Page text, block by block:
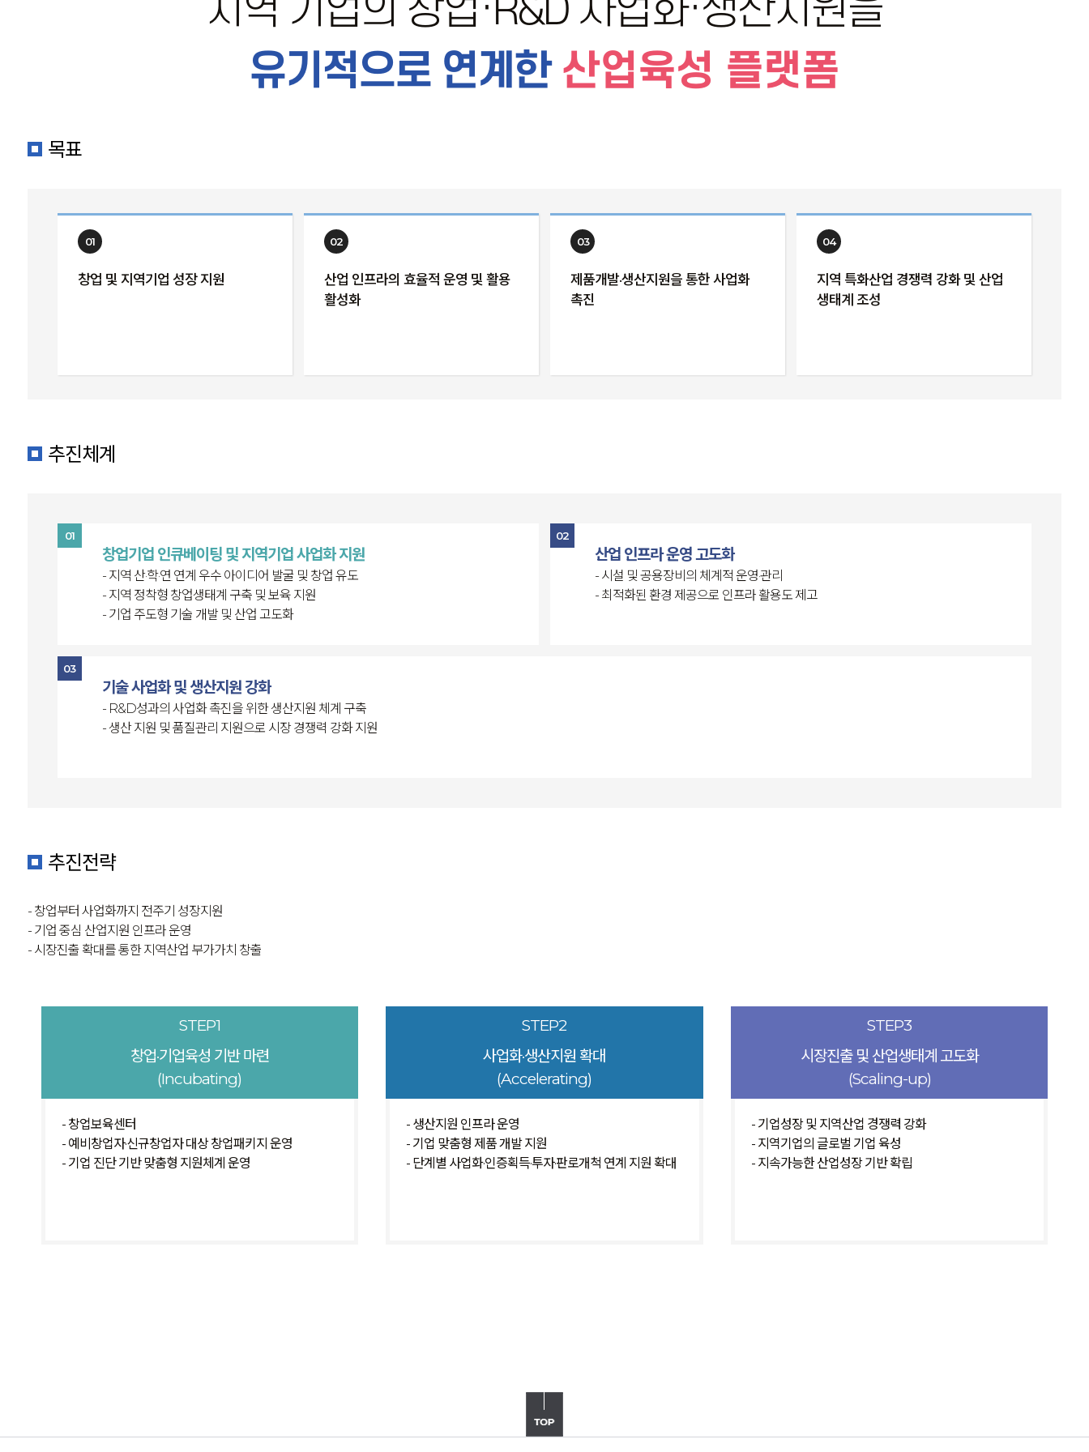
지역 기업의 창업·R&D 사업화·생산지원을
유기적으로 연계한산업육성 플랫폼
목표
01
창업 및 지역기업 성장 지원
02
산업 인프라의 효율적 운영 및 활용
활성화
03
제품개발·생산지원을 통한 사업화
촉진
04
지역 특화산업 경쟁력 강화 및 산업
생태계 조성
추진체계
01
창업기업 인큐베이팅 및 지역기업 사업화 지원
- 지역 산·학·연 연계 우수 아이디어 발굴 및 창업 유도
- 지역 정착형 창업생태계 구축 및 보육 지원
- 기업 주도형 기술 개발 및 산업 고도화
02
산업 인프라 운영 고도화
- 시설 및 공용장비의 체계적 운영·관리
- 최적화된 환경 제공으로 인프라 활용도 제고
03
기술 사업화 및 생산지원 강화
- R&D성과의 사업화 촉진을 위한 생산지원 체계 구축
- 생산 지원 및 품질관리 지원으로 시장 경쟁력 강화 지원
추진전략
- 창업부터 사업화까지 전주기 성장지원
- 기업 중심 산업지원 인프라 운영
- 시장진출 확대를 통한 지역산업 부가가치 창출
STEP1
창업·기업육성 기반 마련
(Incubating)
- 창업보육센터
- 예비창업자·신규창업자 대상 창업패키지 운영
- 기업 진단 기반 맞춤형 지원체계 운영
STEP2
사업화·생산지원 확대
(Accelerating)
- 생산지원 인프라 운영
- 기업 맞춤형 제품 개발 지원
- 단계별 사업화·인증획득·투자·판로개척 연계 지원 확대
STEP3
시장진출 및 산업생태계 고도화
(Scaling-up)
- 기업성장 및 지역산업 경쟁력 강화
- 지역기업의 글로벌 기업 육성
- 지속가능한 산업성장 기반 확립